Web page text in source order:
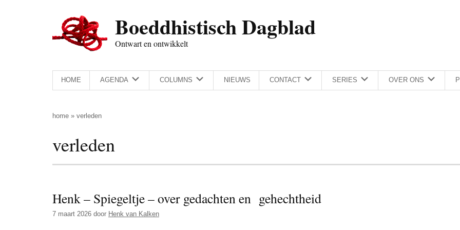
Boeddhistisch Dagblad
Ontwart en ontwikkelt
HOME AGENDA COLUMNS NIEUWS CONTACT SERIES OVER ONS
home » verleden
verleden
Henk – Spiegeltje – over gedachten en gehechtheid
7 maart 2026 door Henk van Kalken